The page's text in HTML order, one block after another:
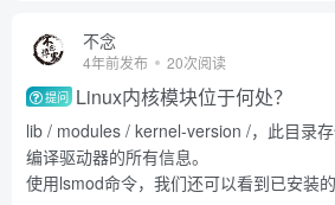
不念
4年前发布 20次阅读
提问 Linux内核模块位于何处？
lib / modules / kernel-version /，此目录
编译驱动器的所有信息。
使用lsmod命令，我们还可以看到已安装的